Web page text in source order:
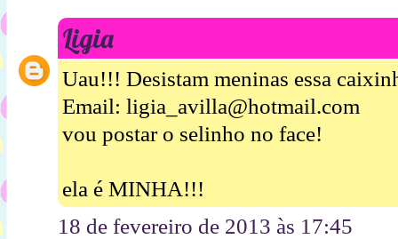
Ligia
Uau!!! Desistam meninas essa
Email: ligia_avilla@hotmail.com
vou postar o selinho no face!
ela é MINHA!!!
18 de fevereiro de 2013 às 17:45